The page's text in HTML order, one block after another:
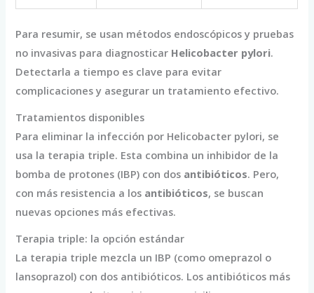
Para resumir, se usan métodos endoscópicos y pruebas
no invasivas para diagnosticar Helicobacter pylori.
Detectarla a tiempo es clave para evitar
complicaciones y asegurar un tratamiento efectivo.
Tratamientos disponibles
Para eliminar la infección por Helicobacter pylori, se
usa la terapia triple. Esta combina un inhibidor de la
bomba de protones (IBP) con dos antibióticos. Pero,
con más resistencia a los antibióticos, se buscan
nuevas opciones más efectivas.
Terapia triple: la opción estándar
La terapia triple mezcla un IBP (como omeprazol o
lansoprazol) con dos antibióticos. Los antibióticos más